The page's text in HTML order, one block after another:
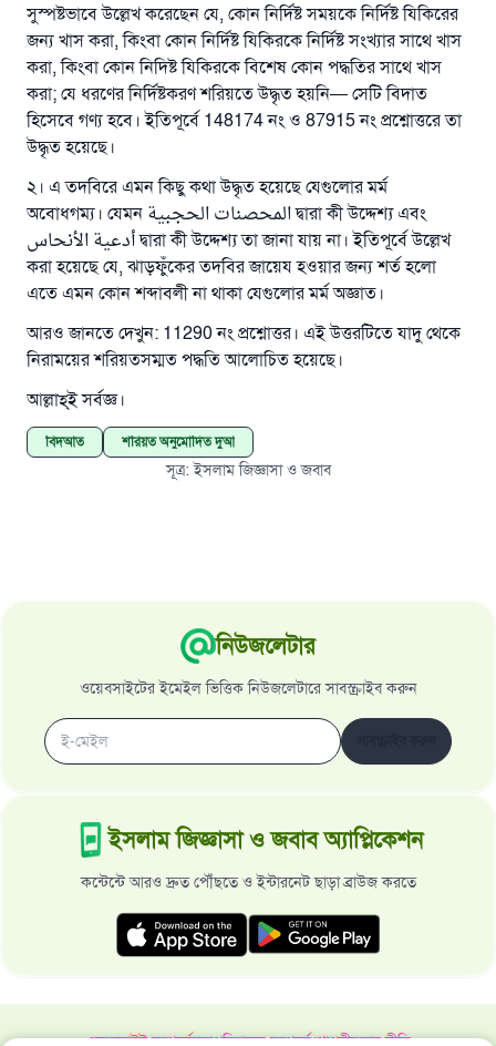
সুস্পষ্টভাবে উল্লেখ করেছেন যে, কোন নির্দিষ্ট সময়কে নির্দিষ্ট যিকিরের
জন্য খাস করা, কিংবা কোন নির্দিষ্ট যিকিরকে নির্দিষ্ট সংখ্যার সাথে খাস
করা, কিংবা কোন নিদিষ্ট যিকিরকে বিশেষ কোন পদ্ধতির সাথে খাস
করা; যে ধরণের নির্দিষ্টকরণ শরিয়তে উদ্ধৃত হয়নি— সেটি বিদাত
হিসেবে গণ্য হবে। ইতিপূর্বে 148174 নং ও 87915 নং প্রশ্নোত্তরে তা
উদ্ধৃত হয়েছে।
২। এ তদবিরে এমন কিছু কথা উদ্ধৃত হয়েছে যেগুলোর মর্ম
অবোধগম্য। যেমন المحصنات الحجبيةদ্বারা কী উদ্দেশ্য এবং
أدعية الأنحاسদ্বারা কী উদ্দেশ্য তা জানা যায় না। ইতিপূর্বে উল্লেখ
করা হয়েছে যে, ঝাড়ফুঁকের তদবির জায়েয হওয়ার জন্য শর্ত হলো
এতে এমন কোন শব্দাবলী না থাকা যেগুলোর মর্ম অজ্ঞাত।
আরও জানতে দেখুন: 11290 নং প্রশ্নোত্তর। এই উত্তরটিতে যাদু থেকে
নিরাময়ের শরিয়তসম্মত পদ্ধতি আলোচিত হয়েছে।
আল্লাহ্‌ই সর্বজ্ঞ।
বিদআত শরিয়ত অনুমোদিত দুআ
সূত্র:ইসলাম জিজ্ঞাসা ও জবাব
নিউজলেটার
ওয়েবসাইটের ইমেইল ভিত্তিক নিউজলেটারে সাবস্ক্রাইব করুন
ইসলাম জিজ্ঞাসা ও জবাব অ্যাপ্লিকেশন
কন্টেন্টে আরও দ্রুত পৌঁছতে ও ইন্টারনেট ছাড়া ব্রাউজ করতে
ওয়েবসাইট সম্পর্কেমহাপরিচালক সম্পর্কেগোপনীয়তার নীতি